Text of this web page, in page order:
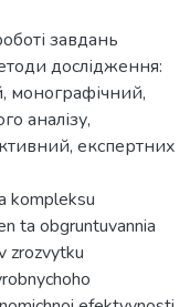
завдань
дослідження:
монографічний,
аналізу,
експертних
kompleksu
ta obgruntuvannia
zrozvytku